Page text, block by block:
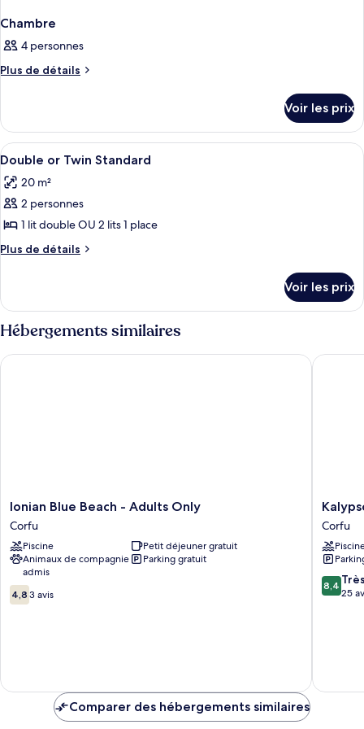
Chambre
4 personnes
Plus de détails
Plus
le
type
de
Chambre
Voir les prix
Afficher
toutes
les
photos
pour
ce
chambre :
Double
or
Twin
6
Double or Twin Standard
20 m²
2 personnes
1 lit double OU 2 lits 1 place
Plus de détails
Plus
le
type
de
chambre
Double
Voir les prix
Hébergements similaires
Ionian
Blue
Beach
-
Adults
Only
Corfu
Ionian Blue Beach - Adults Only
Corfu
Piscine
Petit déjeuner gratuit
Animaux de compagnie
admis
Parking gratuit
4.8
sur
4,8 3 avis
Ionian Blue Beach - Adults Only
Kalypso
Studios
Corfu
Corfu
8.4
sur
8,4
25
Kalypso
Comparer des hébergements similaires